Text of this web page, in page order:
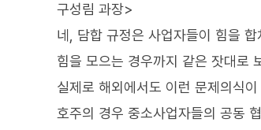
구성림 과장>
네, 담합 규정은 사업자들이 힘을
힘을 모으는 경우까지 같은 잣대로
실제로 해외에서도 이런 문제의식
호주의 경우 중소사업자들의 공동